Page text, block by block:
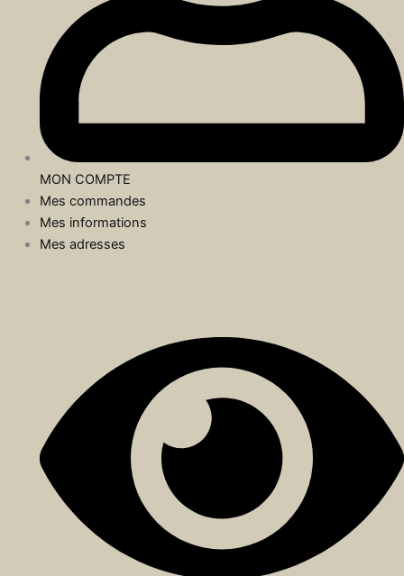
MON COMPTE
Mes commandes
Mes informations
Mes adresses